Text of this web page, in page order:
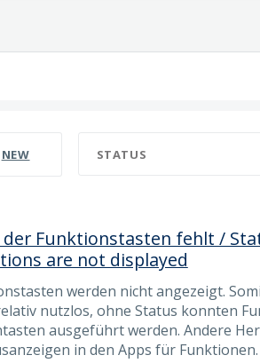
NEW STATUS
der Funktionstasten fehlt /
are not displayed
werden nicht angezeigt.
nutzlos, ohne Status konnten
ausgeführt werden. Andere
in den Apps für Funktionen.